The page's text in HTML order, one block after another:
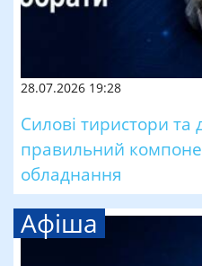
28.07.2026 19:28
Силові тиристори та
правильний
обладнання
Афіша